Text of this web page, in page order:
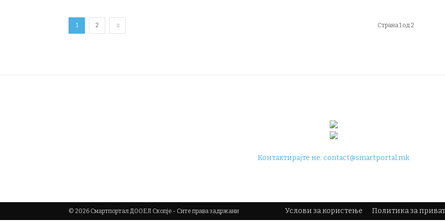
1 2 Страна 1 од 2
Контактирајте не:contact@smartportal.mk
Услови за користење Политика за
© 2026 Смартпортал ДООЕЛ Скопје - Сите права задржани